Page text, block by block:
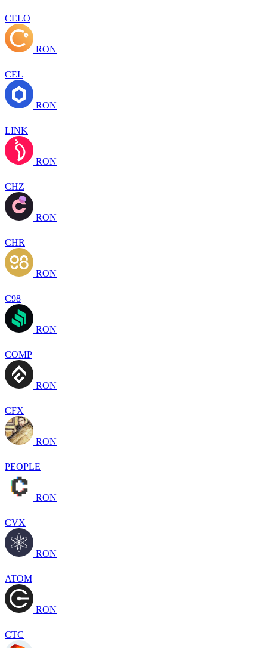
CELO
RON
CEL
RON
LINK
RON
CHZ
RON
CHR
RON
C98
RON
COMP
RON
CFX
RON
PEOPLE
RON
CVX
RON
ATOM
RON
CTC